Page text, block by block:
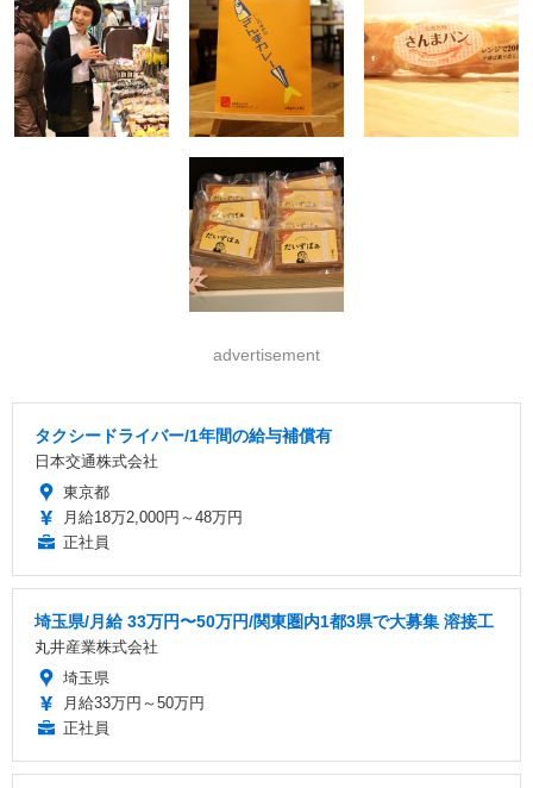
advertisement
タクシードライバー/1年間の給与補償有
日本交通株式会社
東京都
月給18万2,000円～48万円
正社員
埼玉県/月給 33万円〜50万円/関東圏内1都3県で大募集 溶接工
丸井産業株式会社
埼玉県
月給33万円～50万円
正社員